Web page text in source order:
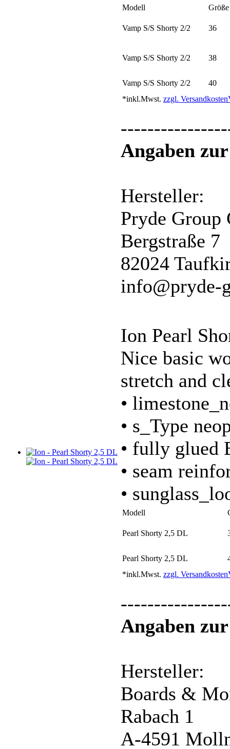
Modell Größe
Vamp S/S Shorty 2/2 36
Vamp S/S Shorty 2/2 38
Vamp S/S Shorty 2/2
40
*inkl.Mwst. zzgl. Versandkosten
Angaben
Hersteller:
Pryde Group
Bergstraße 7
82024
info@pryde-
Ion Pearl
Nice basic
stretch and
•
• s_Type
• fully glued
• seam
•
Modell
Pearl Shorty 2,5 DL
Pearl Shorty 2,5 DL
*inkl.Mwst. zzgl. Versandkosten
Angaben
Hersteller:
Boards &
Rabach 1
A-4591